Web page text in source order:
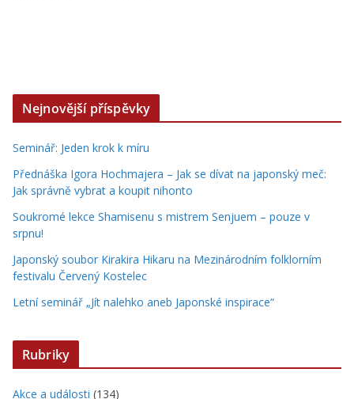
Nejnovější příspěvky
Seminář: Jeden krok k míru
Přednáška Igora Hochmajera – Jak se dívat na japonský meč:
Jak správně vybrat a koupit nihonto
Soukromé lekce Shamisenu s mistrem Senjuem – pouze v
srpnu!
Japonský soubor Kirakira Hikaru na Mezinárodním folklorním
festivalu Červený Kostelec
Letní seminář „Jít nalehko aneb Japonské inspirace“
Rubriky
Akce a události (134)